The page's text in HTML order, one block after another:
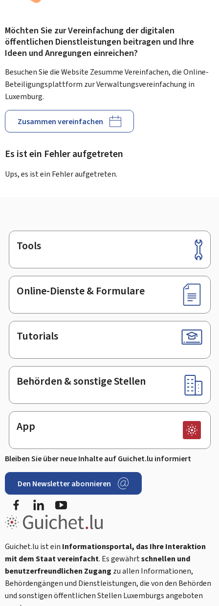
Möchten Sie zur Vereinfachung der digitalen
öffentlichen Dienstleistungen beitragen und Ihre
Ideen und Anregungen einreichen?
Besuchen Sie die Website Zesumme Vereinfachen, die Online-
Beteiligungsplattform zur Verwaltungsvereinfachung in
Luxemburg.
Zusammen vereinfachen
Es ist ein Fehler aufgetreten
Ups, es ist ein Fehler aufgetreten.
Footer
Tools
Online-Dienste & Formulare
Tutorials
Behörden & sonstige Stellen
App
Bleiben Sie über neue Inhalte auf Guichet.lu informiert
Den Newsletter abonnieren
FacebookLinkedIn
Guichet.lu ist ein Informationsportal, das Ihre Interaktion
mit dem Staat vereinfacht. Es gewährtschnellen und
benutzerfreundlichen Zugang zu allen Informationen,
Behördengängen und Dienstleistungen, die von den Behörden
und sonstigen öffentlichen Stellen Luxemburgs angeboten